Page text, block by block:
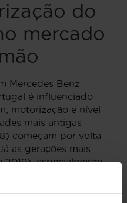
do
mercado
Mercedes Benz
é influenciado
motorização e nível
mais antigas
começam por volta
as gerações mais
2019), especialmente
ou as mais